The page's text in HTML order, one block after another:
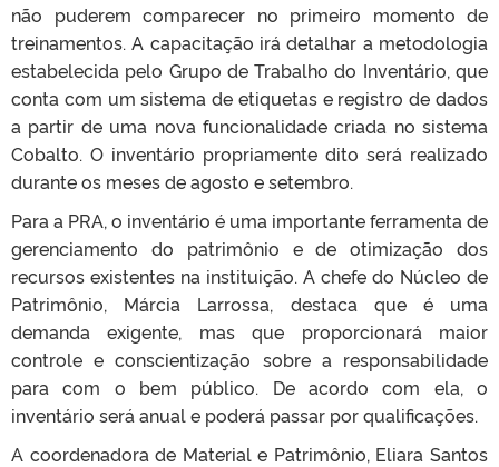
não puderem comparecer no primeiro momento de
treinamentos. A capacitação irá detalhar a metodologia
estabelecida pelo Grupo de Trabalho do Inventário, que
conta com um sistema de etiquetas e registro de dados
a partir de uma nova funcionalidade criada no sistema
Cobalto. O inventário propriamente dito será realizado
durante os meses de agosto e setembro.
Para a PRA, o inventário é uma importante ferramenta de
gerenciamento do patrimônio e de otimização dos
recursos existentes na instituição. A chefe do Núcleo de
Patrimônio, Márcia Larrossa, destaca que é uma
demanda exigente, mas que proporcionará maior
controle e conscientização sobre a responsabilidade
para com o bem público. De acordo com ela, o
inventário será anual e poderá passar por qualificações.
A coordenadora de Material e Patrimônio, Eliara Santos